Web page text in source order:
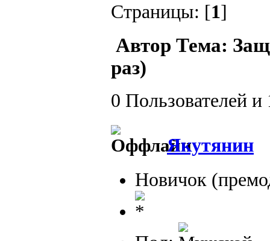
Страницы: [1]
Автор Тема:
раз)
0 Пользователей
Якутянин
Новичок